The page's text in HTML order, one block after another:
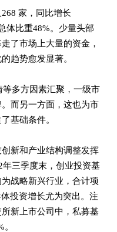
家，同比增长
体比重48%。少量头部
了市场上大量的资金，
趋势愈发显著。
多方因素汇聚，一级市
而另一方面，这也为市
基础条件。
新和产业结构调整发挥
三季度末，创业投资基
战略新兴行业，合计项
投资增长尤为突出。注
新上市公司中，私募基